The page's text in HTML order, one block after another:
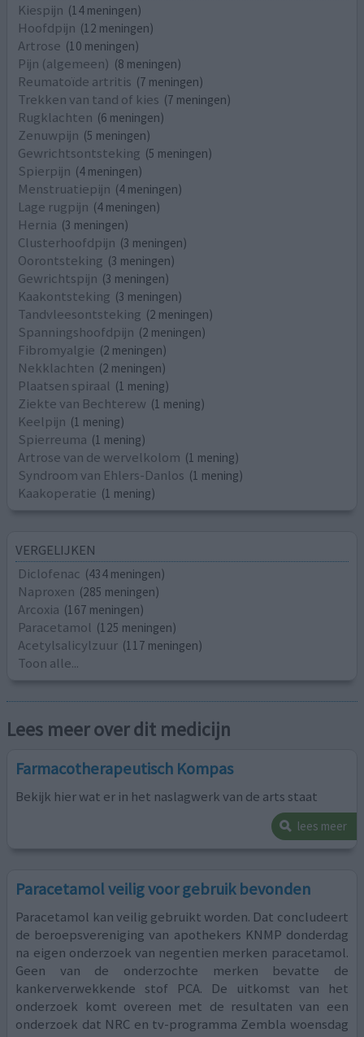
Kiespijn (14 meningen)
Hoofdpijn (12 meningen)
Artrose (10 meningen)
Pijn (algemeen) (8 meningen)
Reumatoïde artritis (7 meningen)
Trekken van tand of kies (7 meningen)
Rugklachten (6 meningen)
Zenuwpijn (5 meningen)
Gewrichtsontsteking (5 meningen)
Spierpijn (4 meningen)
Menstruatiepijn (4 meningen)
Lage rugpijn (4 meningen)
Hernia (3 meningen)
Clusterhoofdpijn (3 meningen)
Oorontsteking (3 meningen)
Gewrichtspijn (3 meningen)
Kaakontsteking (3 meningen)
Tandvleesontsteking (2 meningen)
Spanningshoofdpijn (2 meningen)
Fibromyalgie (2 meningen)
Nekklachten (2 meningen)
Plaatsen spiraal (1 mening)
Ziekte van Bechterew (1 mening)
Keelpijn (1 mening)
Spierreuma (1 mening)
Artrose van de wervelkolom (1 mening)
Syndroom van Ehlers-Danlos (1 mening)
Kaakoperatie (1 mening)
VERGELIJKEN
Diclofenac (434 meningen)
Naproxen (285 meningen)
Arcoxia (167 meningen)
Paracetamol (125 meningen)
Acetylsalicylzuur (117 meningen)
Toon alle...
Lees meer over dit medicijn
Farmacotherapeutisch Kompas
Bekijk hier wat er in het naslagwerk van de arts staat
lees meer
Paracetamol veilig voor gebruik bevonden
Paracetamol kan veilig gebruikt worden. Dat concludeert
de beroepsvereniging van apothekers KNMP donderdag
na eigen onderzoek van negentien merken paracetamol.
Geen van de onderzochte merken bevatte de
kankerverwekkende stof PCA. De uitkomst van het
onderzoek komt overeen met de resultaten van een
onderzoek dat NRC en tv-programma Zembla woensdag